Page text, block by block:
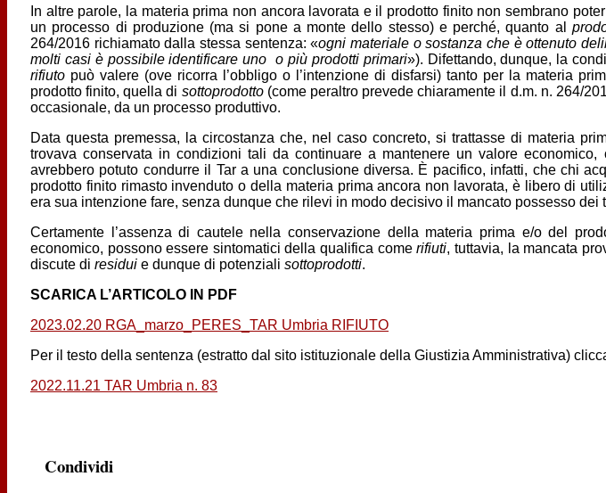
In altre parole, la materia prima non ancora lavorata e il prodotto finito non sembrano
un processo di produzione (ma si pone a monte dello stesso) e perché, quanto al
264/2016 richiamato dalla stessa sentenza: «ogni materiale o sostanza che è ottenuto
molti casi è possibile identificare uno o più prodotti primari»). Difettando, dunque, la
rifiuto può valere (ove ricorra l’obbligo o l’intenzione di disfarsi) tanto per la materia
prodotto finito, quella di sottoprodotto(come peraltro prevede chiaramente il d.m. n. 264/
occasionale, da un processo produttivo.
Data questa premessa, la circostanza che, nel caso concreto, si trattasse di materia
trovava conservata in condizioni tali da continuare a mantenere un valore
avrebbero potuto condurre il Tar a una conclusione diversa. È pacifico, infatti, che chi
prodotto finito rimasto invenduto o della materia prima ancora non lavorata, è libero di
era sua intenzione fare, senza dunque che rilevi in modo decisivo il mancato possesso dei
Certamente l’assenza di cautele nella conservazione della materia prima e/o del
economico, possono essere sintomatici della qualifica comerifiuti, tuttavia, la mancata
discute di residui e dunque di potenziali sottoprodotti.
SCARICA L’ARTICOLO IN PDF
2023.02.20 RGA_marzo_PERES_TAR Umbria RIFIUTO
Per il testo della sentenza (estratto dal sito istituzionale della Giustizia Amministrativa)
2022.11.21 TAR Umbria n. 83
Condividi